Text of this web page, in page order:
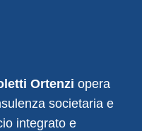
Ortenzi opera
societaria e
integrato e